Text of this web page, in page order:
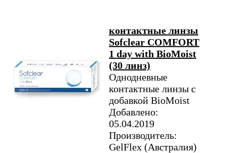
контактные линзы
Sofclear COMFORT
1 day with BioMoist
(30 линз)
Однодневные
контактные линзы с
добавкой BioMoist
Добавлено:
05.04.2019
Производитель:
GelFlex (Австралия)